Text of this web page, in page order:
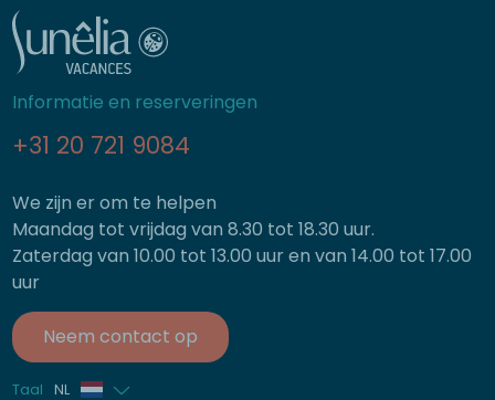
Informatie en reserveringen
+31 20 721 9084
We zijn er om te helpen
Maandag tot vrijdag van 8.30 tot 18.30 uur.
Zaterdag van 10.00 tot 13.00 uur en van 14.00 tot 17.00
uur
Neem contact op
Taal NL